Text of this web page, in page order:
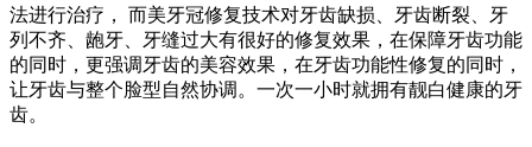
法进行治疗， 而美牙冠修复技术对牙齿缺损、牙齿断裂、牙
列不齐、龅牙、牙缝过大有很好的修复效果，在保障牙齿功能
的同时，更强调牙齿的美容效果，在牙齿功能性修复的同时，
让牙齿与整个脸型自然协调。一次一小时就拥有靓白健康的牙
齿。